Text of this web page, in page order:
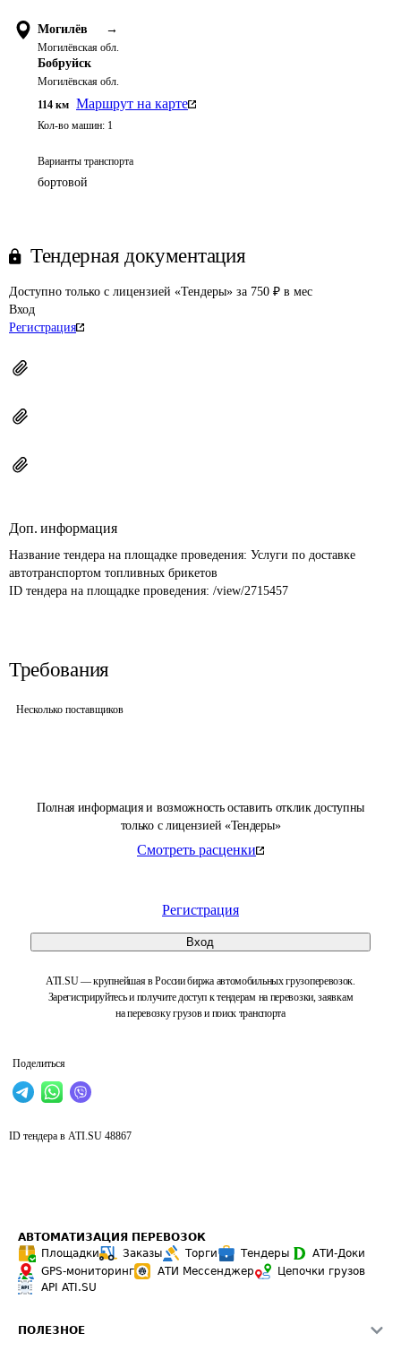
Полная информация и возможность оставить отклик доступны
только с лицензией «Тендеры»
Смотреть расценки
Регистрация
Вход
ATI.SU — крупнейшая в России биржа автомобильных грузоперевозок.
Зарегистрируйтесь и получите доступ к тендерам на перевозки, заявкам
на перевозку грузов и поиск транспорта
Поделиться
Могилёв →
Могилёвская обл.
Бобруйск
Могилёвская обл.
114 км Маршрут на карте
Кол-во машин: 1
Варианты транспорта
бортовой
Тендерная документация
Доступно только с лицензией «Тендеры» за 750 ₽ в мес
Вход
Регистрация
Доп. информация
Название тендера на площадке проведения: Услуги по доставке
автотранспортом топливных брикетов
ID тендера на площадке проведения: /view/2715457
Требования
Несколько поставщиков
ID тендера в ATI.SU 48867
АВТОМАТИЗАЦИЯ ПЕРЕВОЗОК
Площадки
Заказы Торги Тендеры
АТИ-Доки
GPS-мониторинг
АТИ Мессенджер
Цепочки грузов
API ATI.SU
ПОЛЕЗНОЕ